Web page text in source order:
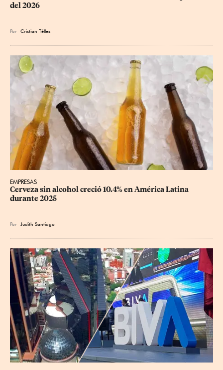
del 2026
Por Cristian Téllez
EMPRESAS
Cerveza sin alcohol creció 10.4% en América Latina
durante 2025
Por Judith Santiago